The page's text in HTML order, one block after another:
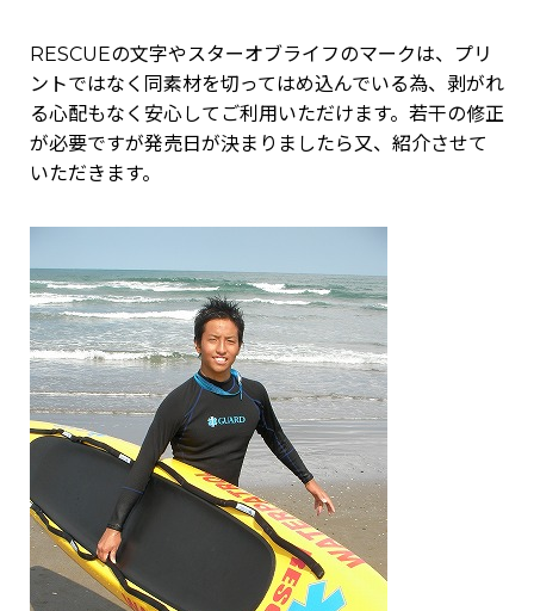
RESCUEの文字やスターオブライフのマークは、プリ
ントではなく同素材を切ってはめ込んでいる為、剥がれ
る心配もなく安心してご利用いただけます。若干の修正
が必要ですが発売日が決まりましたら又、紹介させて
いただきます。